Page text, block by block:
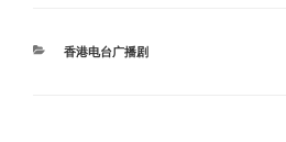
分
香港电台广播剧